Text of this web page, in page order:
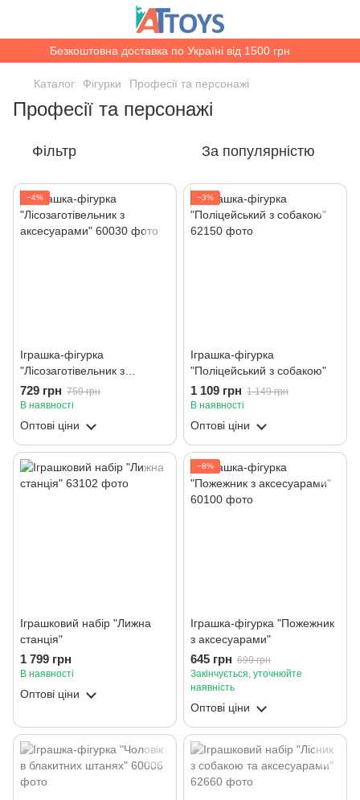
Безкоштовна доставка по Україні від 1500 грн
Каталог Фігурки Професії та персонажі
Професії та персонажі
Фільтр За популярністю
−4%
Іграшка-фігурка
"Лісозаготівельник з
аксесуарами"
729 грн 759 грн
В наявності
Оптові ціни
−3%
Іграшка-фігурка
"Поліцейський з собакою"
1 109 грн 1 149 грн
В наявності
Оптові ціни
Іграшковий набір "Лижна
станція"
1 799 грн
В наявності
Оптові ціни
−8%
Іграшка-фігурка "Пожежник
з аксесуарами"
645 грн 699 грн
Закінчується, уточнюйте
наявність
Оптові ціни